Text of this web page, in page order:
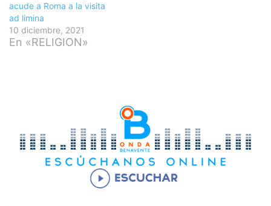
acude a Roma a la visita
ad limina
10 diciembre, 2021
En «RELIGION»